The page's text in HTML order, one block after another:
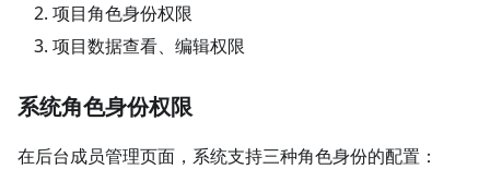
项目角色身份权限
项目数据查看、编辑权限
系统角色身份权限
在后台成员管理页面，系统支持三种角色身份的配置：